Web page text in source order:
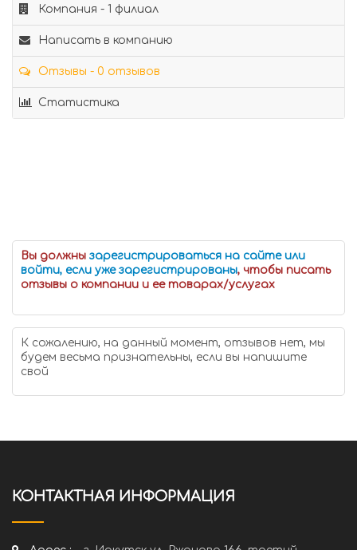
Компания - 1 филиал
Написать в компанию
Отзывы - 0 отзывов
Статистика
Вы должны зарегистрироваться на сайте или
войти, если уже зарегистрированы, чтобы писать
отзывы о компании и ее товарах/услугах
К сожалению, на данный момент, отзывов нет, мы
будем весьма признательны, если вы напишите
свой
КОНТАКТНАЯ ИНФОРМАЦИЯ